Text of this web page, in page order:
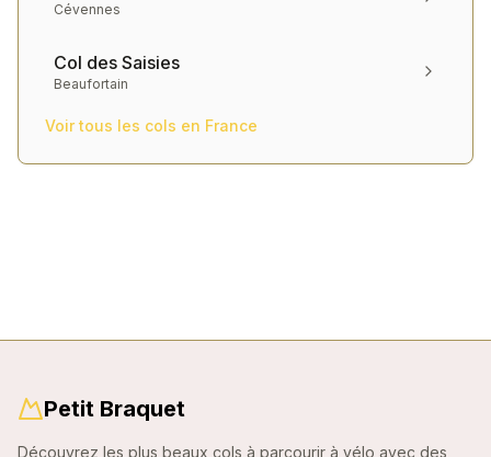
Cévennes
Col des Saisies
Beaufortain
Voir tous les cols en France
Petit Braquet
Découvrez les plus beaux cols à parcourir à vélo avec des